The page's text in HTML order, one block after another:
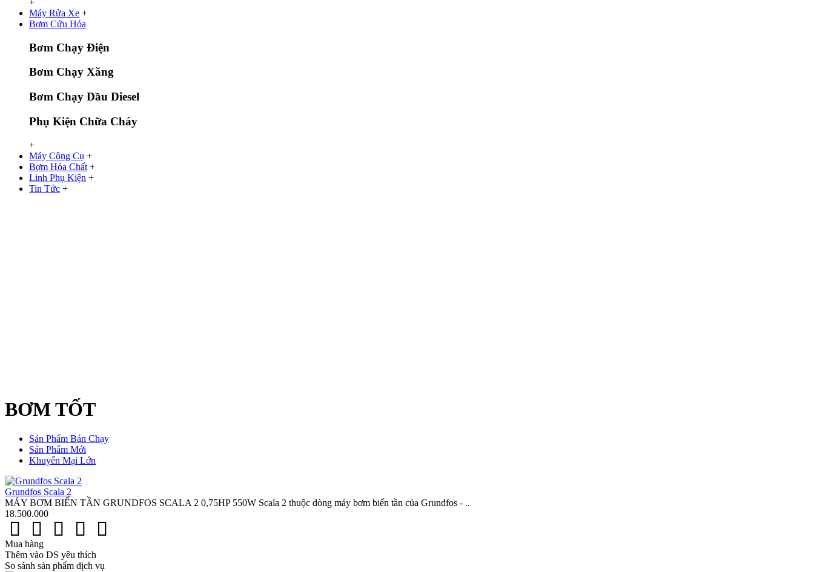
+
Máy Rửa Xe +
Bơm Cứu Hỏa
Bơm Chạy Điện
Bơm Chạy Xăng
Bơm Chạy Dầu Diesel
Phụ Kiện Chữa Cháy
+
Máy Công Cụ +
Bơm Hóa Chất +
Linh Phụ Kiện +
Tin Tức +
BƠM TỐT
Sản Phẩm Bán Chạy
Sản Phẩm Mới
Khuyến Mại Lớn
Grundfos Scala 2
MÁY BƠM BIẾN TẦN GRUNDFOS SCALA 2 0,75HP 550W Scala 2 thuộc dòng máy bơm biến tần của Grundfos - ..
18.500.000
Mua hàng
Thêm vào DS yêu thích
So sánh sản phẩm dịch vụ